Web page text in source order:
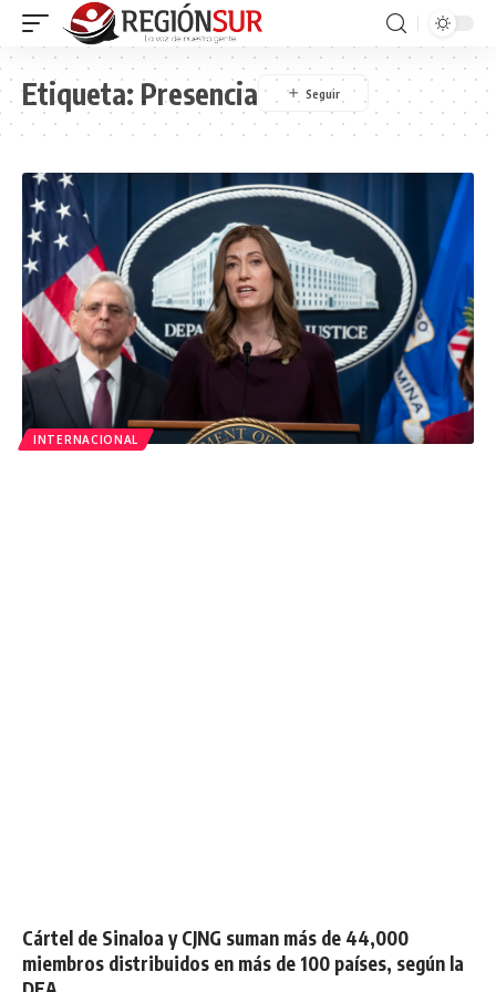
Etiqueta: Presencia
INTERNACIONAL
Cártel de Sinaloa y CJNG suman más de 44,000
miembros distribuidos en más de 100 países, según la